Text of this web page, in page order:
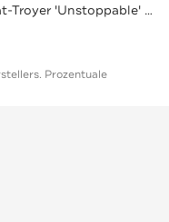
Sweat-Troyer 'Unstoppable' hellgrau
Prozentuale